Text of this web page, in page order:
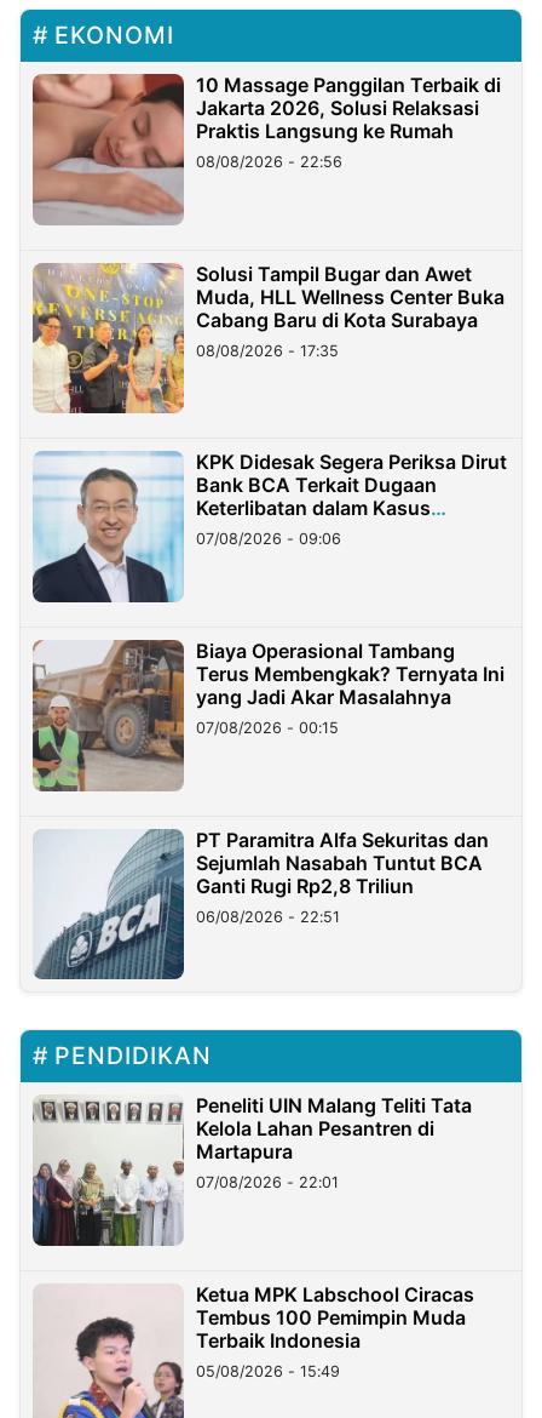
EKONOMI
10 Massage Panggilan Terbaik di
Jakarta 2026, Solusi Relaksasi
Praktis Langsung ke Rumah
08/08/2026 - 22:56
Solusi Tampil Bugar dan Awet
Muda, HLL Wellness Center Buka
Cabang Baru di Kota Surabaya
08/08/2026 - 17:35
KPK Didesak Segera Periksa Dirut
Bank BCA Terkait Dugaan
Keterlibatan dalam Kasus
Hilangnya Dana Nasabah Rp2,58
Miliar
07/08/2026 - 09:06
Biaya Operasional Tambang
Terus Membengkak? Ternyata Ini
yang Jadi Akar Masalahnya
07/08/2026 - 00:15
PT Paramitra Alfa Sekuritas dan
Sejumlah Nasabah Tuntut BCA
Ganti Rugi Rp2,8 Triliun
06/08/2026 - 22:51
PENDIDIKAN
Peneliti UIN Malang Teliti Tata
Kelola Lahan Pesantren di
Martapura
07/08/2026 - 22:01
Ketua MPK Labschool Ciracas
Tembus 100 Pemimpin Muda
Terbaik Indonesia
05/08/2026 - 15:49